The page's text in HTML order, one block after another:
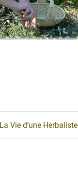
La Vie d’une Herbaliste